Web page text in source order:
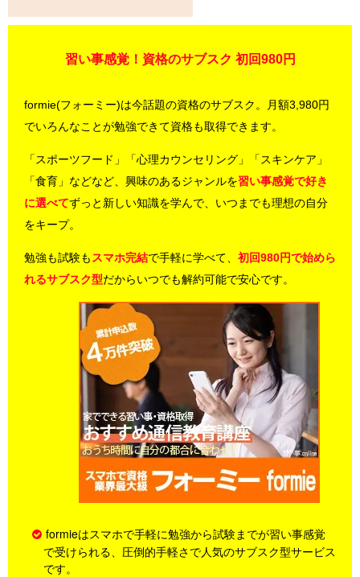
習い事感覚！資格のサブスク 初回980円
formie(フォーミー)は今話題の資格のサブスク。月額3,980円
でいろんなことが勉強できて資格も取得できます。
「スポーツフード」「心理カウンセリング」「スキンケア」
「食育」などなど、興味のあるジャンルを習い事感覚で好き
に選べてずっと新しい知識を学んで、いつまでも理想の自分
をキープ。
勉強も試験も スマホ完結で手軽に学べて、 初回980円で始めら
れるサブスク型だからいつでも解約可能で安心です。
formieはスマホで手軽に勉強から試験までが習い事感覚
で受けられる、圧倒的手軽さで人気のサブスク型サービス
です。